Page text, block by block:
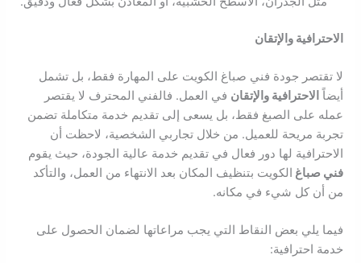
الاحترافية والإتقان
لا تقتصر جودة فني صباغ الكويت على المهارة فقط، بل تشمل
أيضاً الاحترافية والإتقان في العمل. فالفني المحترف لا يقتصر
عمله على الصبغ فقط، بل يسعى إلى تقديم خدمة متكاملة تضمن
تجربة مريحة للعميل. من خلال تجاربي الشخصية، لاحظت أن
الاحترافية لها دور فعال في تقديم خدمة عالية الجودة، حيث يقوم
فني صباغ الكويت بتنظيف المكان بعد الانتهاء من العمل، والتأكد
من أن كل شيء في مكانه.
فيما يلي بعض النقاط التي يجب مراعاتها لضمان الحصول على
خدمة احترافية: